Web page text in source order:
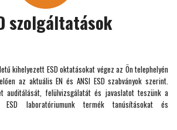
szolgáltatások
kihelyezett ESD oktatásokat végez az Ön telephelyén
az aktuális EN és ANSI ESD szabványok szerint.
auditálását, felülvizsgálatát és javaslatot teszünk a
ESD laboratóriumunk termék tanúsításokat és